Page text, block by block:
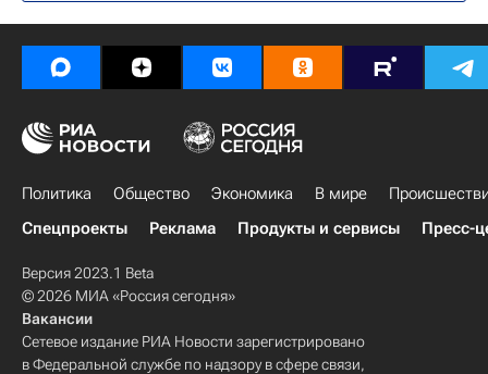
Луганская Народная Республика
Евросоюз
Facebook
TikTok
Сергей Лавров
Мария Захарова
Политика Общество Экономика В мире
Спецпроекты
Реклама Продукты и сервисы Пресс-
Версия 2023.1 Beta
© 2026 МИА «Россия сегодня»
Вакансии
Сетевое издание РИА Новости зарегистрировано
в Федеральной службе по надзору в сфере связи,